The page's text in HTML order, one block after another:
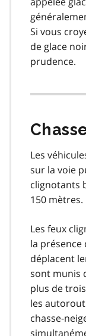
Si vous
de glace
prudence.
Les
sur la voie
clignotants
150 mètres.
Les feux
la présence
déplacent
sont munis
plus de
les
chasse-